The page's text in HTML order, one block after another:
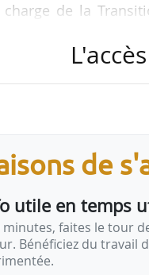
de la
de six mois,
Polytechnique
2023 directeur
de
utile en temps
minutes, faites le tour
Bénéficiez du travail